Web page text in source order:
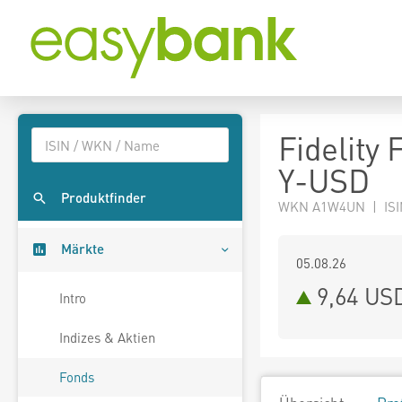
Produktfinder
Märkte
Intro
Indizes & Aktien
Fonds
Fidelity
Y-USD
WKN A1W4UN |
05.08.26
9,64